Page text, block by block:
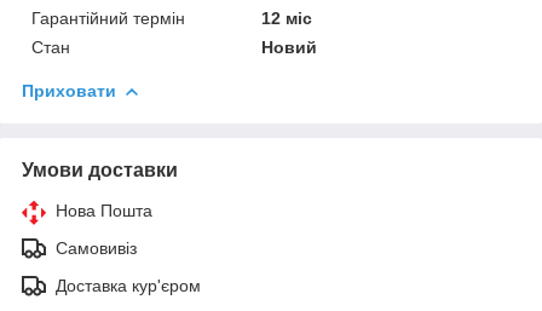
Гарантійний термін
12 міс
Стан
Новий
Приховати
Умови доставки
Нова Пошта
Самовивіз
Доставка кур'єром